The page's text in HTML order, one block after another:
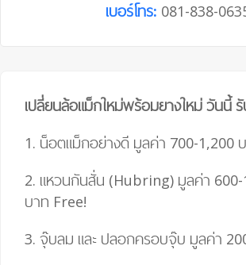
เบอร์โทร: 081-838-
เปลี่ยนล้อแม็กใหม่พร้อมยางใหม่ วันนี้
1. น็อตแม็กอย่างดี มูลค่า 700-1,200
2. แหวนกันสั่น (Hubring) มูลค่า 600-
บาท Free!
3. จุ๊บลม และ ปลอกครอบจุ๊บ มูลค่า